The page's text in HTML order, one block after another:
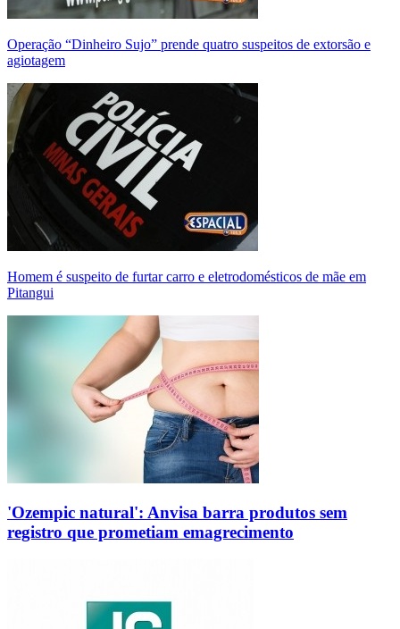
Operação “Dinheiro Sujo” prende quatro suspeitos de extorsão e
agiotagem
Homem é suspeito de furtar carro e eletrodomésticos de mãe em
Pitangui
'Ozempic natural': Anvisa barra produtos sem
registro que prometiam emagrecimento